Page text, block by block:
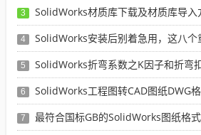
3 SolidWorks材质库下载及材质库导入
4 SolidWorks安装后别着急用，这八个重要
5 SolidWorks折弯系数之K因子和折弯
6 SolidWorks工程图转CAD图纸DWG格式映射文
7 最符合国标GB的SolidWorks图纸格式和图